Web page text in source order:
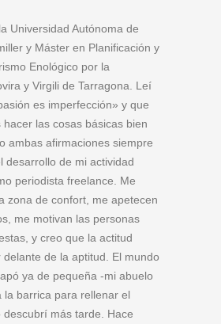
Universidad Autónoma de
y Máster en Planificación y
Enológico por la
y Virgili de Tarragona. Leí
es imperfección» y que
las cosas básicas bien
ambas afirmaciones siempre
desarrollo de mi actividad
periodista freelance. Me
zona de confort, me apetecen
me motivan las personas
y creo que la actitud
de la aptitud. El mundo
ya de pequeña -mi abuelo
la barrica para rellenar el
descubrí más tarde. Hace